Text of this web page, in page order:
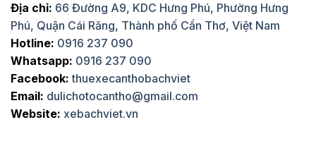
Địa chỉ: 66 Đường A9, KDC Hưng Phú, Phường Hưng
Phú, Quận Cái Răng, Thành phố Cần Thơ, Việt Nam
Hotline: 0916 237 090
Whatsapp: 0916 237 090
Facebook: thuexecanthobachviet
Email: dulichotocantho@gmail.com
Website: xebachviet.vn